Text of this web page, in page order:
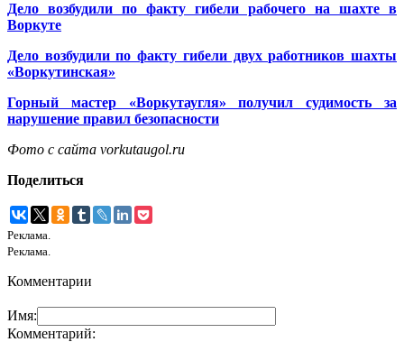
Дело возбудили по факту гибели рабочего на шахте в
Воркуте
Дело возбудили по факту гибели двух работников шахты
«Воркутинская»
Горный мастер «Воркутаугля» получил судимость за
нарушение правил безопасности
Фото с сайта vorkutaugol.ru
Поделиться
Реклама.
Реклама.
Комментарии
Имя:
Комментарий: